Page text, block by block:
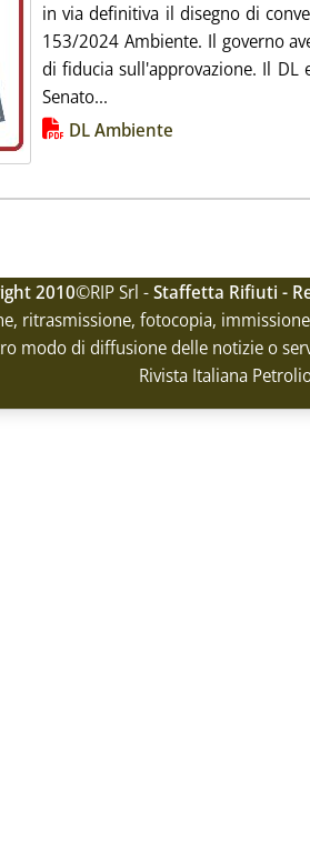
in via definitiva il disegno di
153/2024 Ambiente. Il governo
di fiducia sull'approvazione. Il DL
Senato...
alla notizia
DL Ambiente
2010©RIP Srl -Staffetta Rifiuti -
ritrasmissione, fotocopia,
modo di diffusione delle notizie o
Rivista Italiana